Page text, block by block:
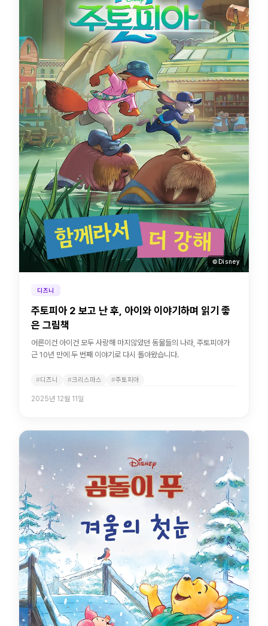
© Disney
디즈니
주토피아 2 보고 난 후, 아이와 이야기하며 읽기 좋
은 그림책
어른이건 아이건 모두 사랑해 마지않았던 동물들의 나라, 주토피아가
근 10년 만에 두 번째 이야기로 다시 돌아왔습니다.
디즈니 크리스마스 주토피아
2025년 12월 11일